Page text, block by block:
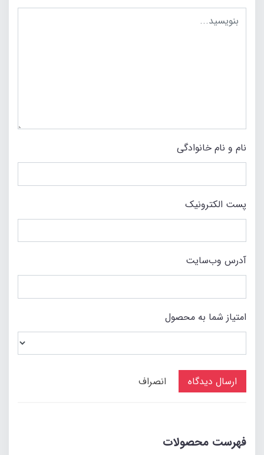
نام و نام خانوادگی
پست الکترونیک
آدرس وب‌سایت
امتیاز شما به محصول
ارسال دیدگاه انصراف
فهرست محصولات